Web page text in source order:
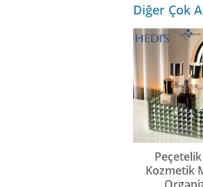
Diğer Çok
Peçetelik
Kozmetik